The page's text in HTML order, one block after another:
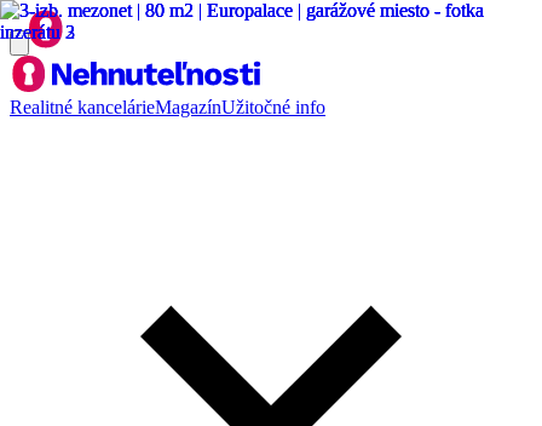
Realitné kancelárieMagazínUžitočné info